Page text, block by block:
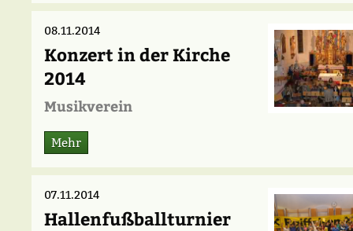
08.11.2014
Konzert in der Kirche
2014
Musikverein
Mehr
07.11.2014
Hallenfußballturnier